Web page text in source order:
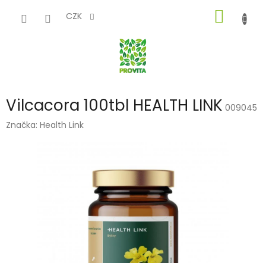
CZK
KOŠÍK
Vilcacora 100tbl HEALTH LINK 009045
Značka: Health Link